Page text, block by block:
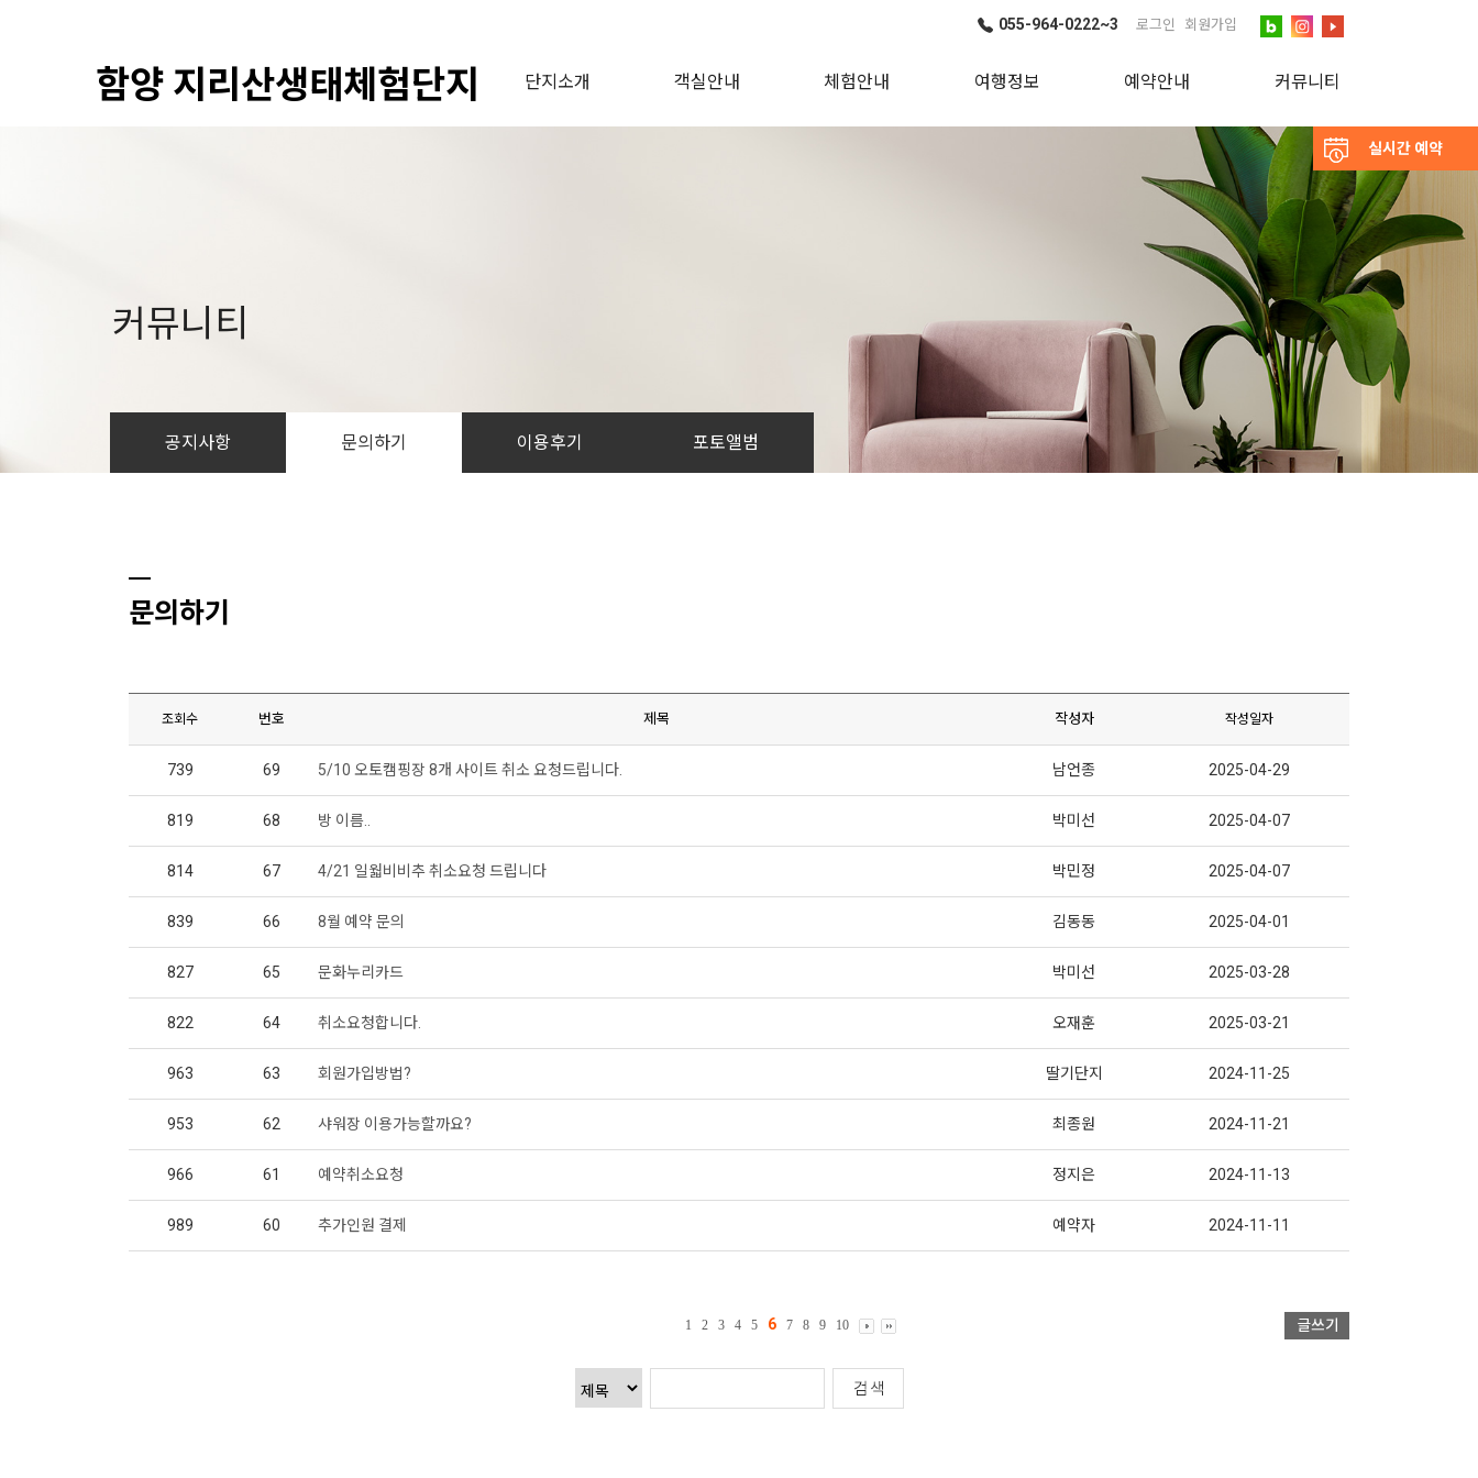
실시간 예약
055-964-0222~3 로그인 회원가입
함양 지리산생태체험단지 단지소개 객실안내 체험안내 여행정보 예약안내
실시간예약
커뮤니티
공지사항
문의하기
이용후기
포토앨범
커뮤니티
공지사항 문의하기 이용후기 포토앨범
문의하기
조회수 번호 제목 작성자 작성일자
739 69 5/10 오토캠핑장 8개 사이트 취소 요청드립니다. 남언종 2025-04-29
819 68 방 이름.. 박미선 2025-04-07
814 67 4/21 일웗비비추 취소요청 드립니다 박민정 2025-04-07
839 66 8월 예약 문의 김동동 2025-04-01
827 65 문화누리카드 박미선 2025-03-28
822 64 취소요청합니다. 오재훈 2025-03-21
963 63 회원가입방법? 딸기단지 2024-11-25
953 62 샤워장 이용가능할까요? 최종원 2024-11-21
966 61 예약취소요청 정지은 2024-11-13
989 60 추가인원 결제 예약자 2024-11-11
1 2 3 4 5 6 7 8 9 10